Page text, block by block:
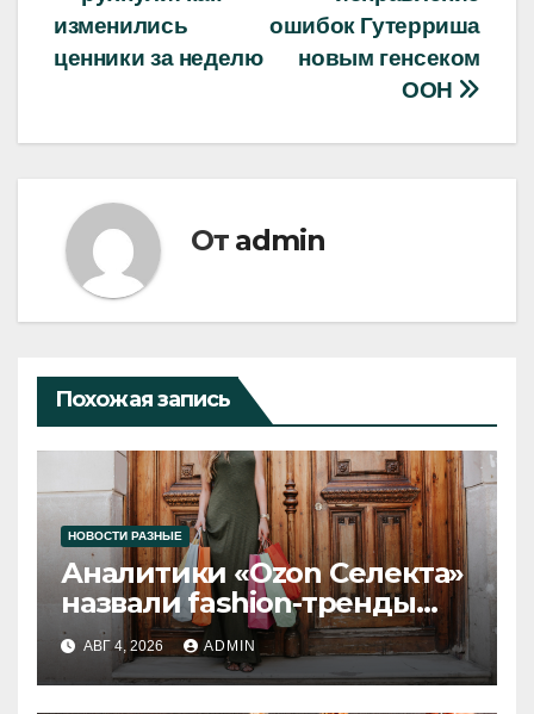
записям
ошибок Гутерриша
новым генсеком
ООН
изменились
ценники за неделю
От admin
Похожая запись
НОВОСТИ РАЗНЫЕ
Аналитики «Ozon Селекта»
назвали fashion-тренды
2026 года
АВГ 4, 2026 ADMIN